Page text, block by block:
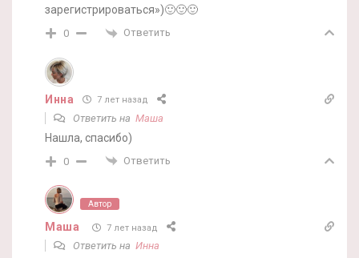
зарегистрироваться»)🙂🙂🙂
0 Ответить
Инна 7 лет назад
Ответить на Маша
Нашла, спасибо)
0 Ответить
Автор
Маша 7 лет назад
Ответить на Инна